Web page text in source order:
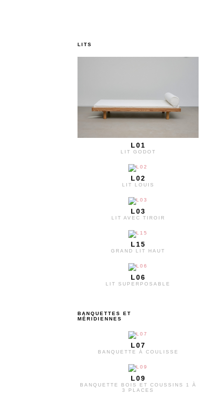
LITS
L01
LIT GODOT
L02
LIT LOUIS
L03
LIT AVEC TIROIR
L15
GRAND LIT HAUT
L06
LIT SUPERPOSABLE
BANQUETTES ET
MÉRIDIENNES
L07
BANQUETTE À COULISSE
L09
BANQUETTE BOIS ET COUSSINS 1 À
3 PLACES